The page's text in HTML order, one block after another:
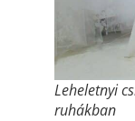
Leheletnyi
ruhákban